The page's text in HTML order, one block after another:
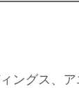
ングス、